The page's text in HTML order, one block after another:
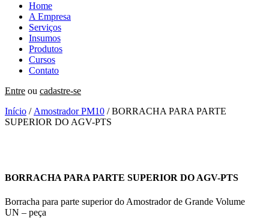
Home
A Empresa
Serviços
Insumos
Produtos
Cursos
Contato
Entre ou cadastre-se
Início / Amostrador PM10 / BORRACHA PARA PARTE
SUPERIOR DO AGV-PTS
BORRACHA PARA PARTE SUPERIOR DO AGV-PTS
Borracha para parte superior do Amostrador de Grande Volume
UN – peça